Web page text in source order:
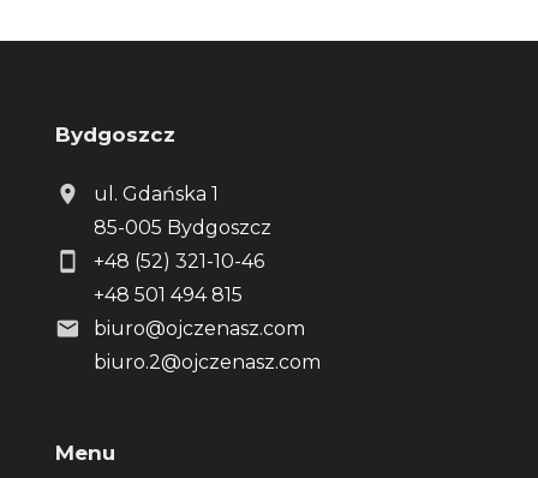
Bydgoszcz
ul. Gdańska 1
85-005 Bydgoszcz
+48 (52) 321-10-46
+48 501 494 815
biuro@ojczenasz.com
biuro.2@ojczenasz.com
Menu